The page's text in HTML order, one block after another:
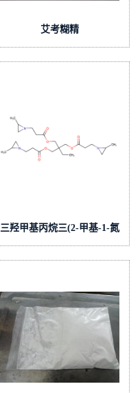
艾考糊精
三羟甲基丙烷三(2-甲基-1-氮
杂环丙烷丙酸酯)